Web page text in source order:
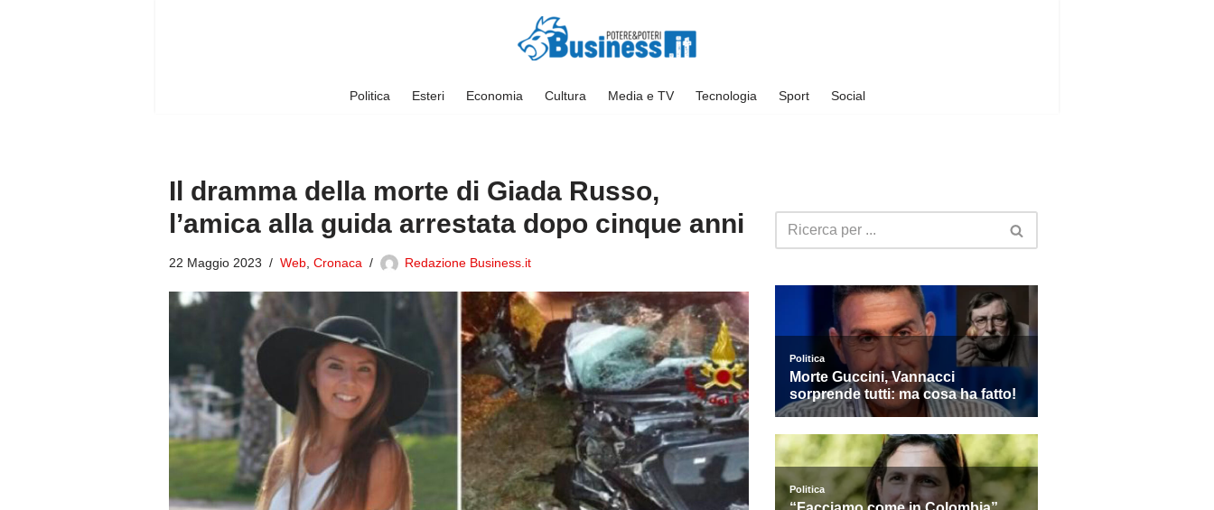
Politica Esteri Economia Cultura Media e TV Tecnologia Sport Social
Il dramma della morte di Giada Russo,
l’amica alla guida arrestata dopo cinque anni
22 Maggio 2023 Web Cronaca Redazione Business.it